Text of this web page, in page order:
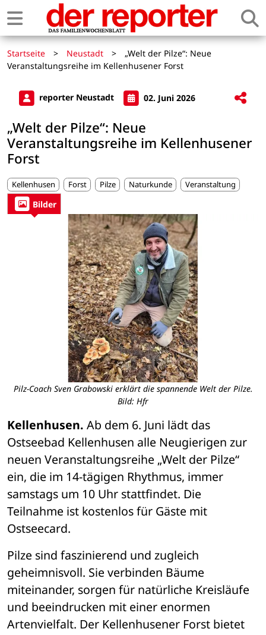
Startseite > Neustadt >
„Welt der Pilze“: Neue
Veranstaltungsreihe im Kellenhusener Forst
reporter Neustadt 02. Juni 2026
„Welt der Pilze“: Neue
Veranstaltungsreihe im Kellenhusener
Forst
Kellenhusen Forst Pilze Naturkunde Veranstaltung
Bilder
Pilz-Coach Sven Grabowski erklärt die spannende Welt der Pilze.
Bild: Hfr
Kellenhusen. Ab dem 6. Juni lädt das
Ostseebad Kellenhusen alle Neugierigen zur
neuen Veranstaltungsreihe „Welt der Pilze“
ein, die im 14-tägigen Rhythmus, immer
samstags um 10 Uhr stattfindet. Die
Teilnahme ist kostenlos für Gäste mit
Ostseecard.
Pilze sind faszinierend und zugleich
geheimnisvoll. Sie verbinden Bäume
miteinander, sorgen für natürliche Kreisläufe
und beeindrucken mit einer enormen
Artenvielfalt. Der Kellenhusener Forst bietet